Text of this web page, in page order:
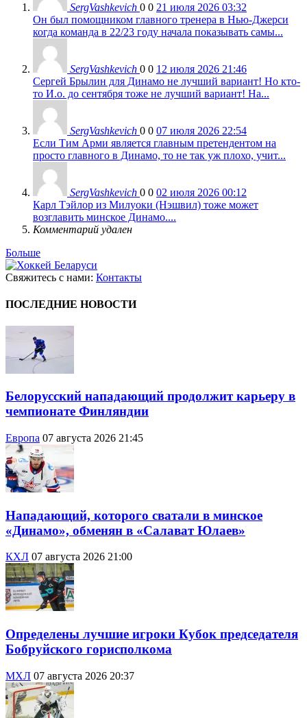
SergVashkevich 0 0 21 июля 2026 03:32
Он был помощником главного тренера в Нью-Джерси
когда команда в 22/23 году начала показывать самы...
SergVashkevich 0 0 12 июля 2026 21:46
Сергей Брылин для Динамо не лучший вариант! Но кто-
то И.о. до сентября тоже не лучший вариант! На...
SergVashkevich 0 0 07 июля 2026 22:54
Если Тим Арми является главным претендентом на
просто главного в Динамо, то не так уж плохо, учит...
SergVashkevich 0 0 02 июля 2026 00:12
Карл Тэйлор из Милуоки (Нэшвил) тоже может
возглавить минское Динамо....
Комментарий удален
Больше
Свяжитесь с нами: Контакты
ПОСЛЕДНИЕ НОВОСТИ
Белорусский нападающий продолжит карьеру в
чемпионате Финляндии
Европа 07 августа 2026 21:45
Нападающий, которого сватали в минское
«Динамо», обменян в «Салават Юлаев»
КХЛ 07 августа 2026 21:00
Определены лучшие игроки Кубок председателя
Бобруйского горисполкома
МХЛ 07 августа 2026 20:37